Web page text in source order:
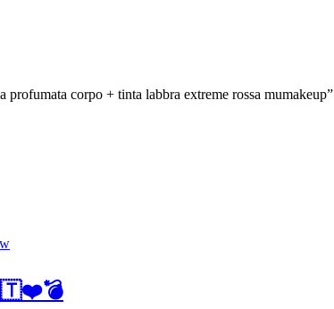
corpo + tinta labbra extreme rossa mumakeup”